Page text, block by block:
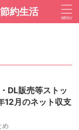
約生活
DL販売等ストッ
12月のネット収支
め